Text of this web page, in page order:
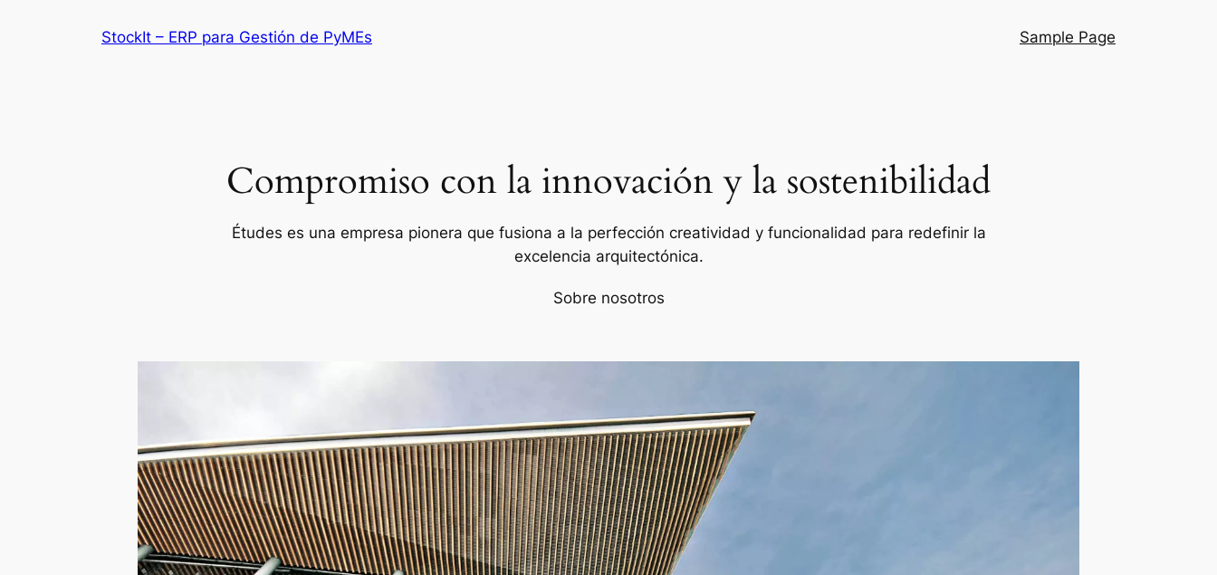
StockIt – ERP para Gestión de PyMEs Sample Page
Compromiso con la innovación y la sostenibilidad
Études es una empresa pionera que fusiona a la perfección creatividad y funcionalidad para redefinir la
excelencia arquitectónica.
Sobre nosotros